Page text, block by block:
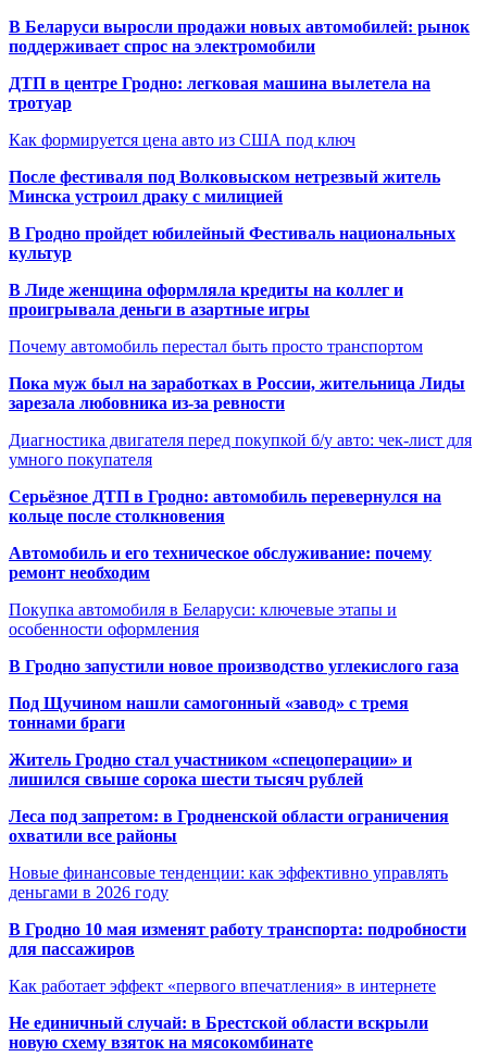
В Беларуси выросли продажи новых автомобилей: рынок
поддерживает спрос на электромобили
ДТП в центре Гродно: легковая машина вылетела на
тротуар
Как формируется цена авто из США под ключ
После фестиваля под Волковыском нетрезвый житель
Минска устроил драку с милицией
В Гродно пройдет юбилейный Фестиваль национальных
культур
В Лиде женщина оформляла кредиты на коллег и
проигрывала деньги в азартные игры
Почему автомобиль перестал быть просто транспортом
Пока муж был на заработках в России, жительница Лиды
зарезала любовника из-за ревности
Диагностика двигателя перед покупкой б/у авто: чек-лист для
умного покупателя
Серьёзное ДТП в Гродно: автомобиль перевернулся на
кольце после столкновения
Автомобиль и его техническое обслуживание: почему
ремонт необходим
Покупка автомобиля в Беларуси: ключевые этапы и
особенности оформления
В Гродно запустили новое производство углекислого газа
Под Щучином нашли самогонный «завод» с тремя
тоннами браги
Житель Гродно стал участником «спецоперации» и
лишился свыше сорока шести тысяч рублей
Леса под запретом: в Гродненской области ограничения
охватили все районы
Новые финансовые тенденции: как эффективно управлять
деньгами в 2026 году
В Гродно 10 мая изменят работу транспорта: подробности
для пассажиров
Как работает эффект «первого впечатления» в интернете
Не единичный случай: в Брестской области вскрыли
новую схему взяток на мясокомбинате